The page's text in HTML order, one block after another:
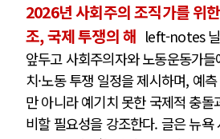
2026년 사회주의 조직가를 위
조, 국제 투쟁의 해 left-notes
앞두고 사회주의자와 노동운동가
치·노동 투쟁 일정을 제시하며, 예
만 아니라 예기치 못한 국제적 충돌
비할 필요성을 강조한다. 글은 뉴욕